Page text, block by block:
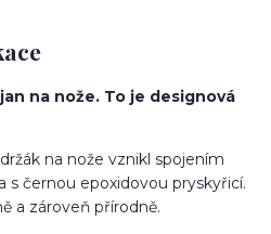
na nože. To je designová
na nože vznikl spojením
s černou epoxidovou pryskyřicí.
a zároveň přírodně.